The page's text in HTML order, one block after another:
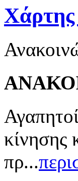
Χάρτης
κίνησης
πρ...